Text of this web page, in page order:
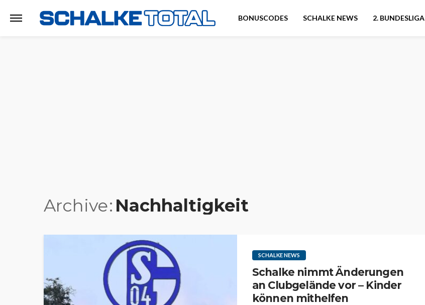
BONUSCODES SCHALKE NEWS 2. BUNDESLIGA
Archive Nachhaltigkeit
SCHALKE NEWS
Schalke nimmt Änderungen
an Clubgelände vor – Kinder
können mithelfen